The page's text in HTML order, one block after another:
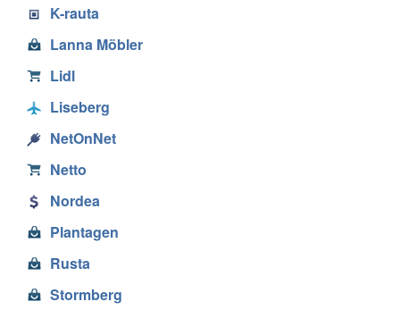
K-rauta
Lanna Möbler
Lidl
Liseberg
NetOnNet
Netto
Nordea
Plantagen
Rusta
Stormberg